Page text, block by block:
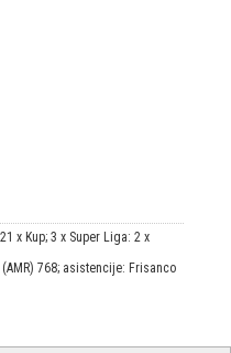
x Kup; 3 x Super Liga: 2 x
768; asistencije: Frisanco